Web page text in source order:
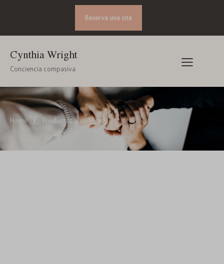
Reserva una cita
Cynthia Wright
Conciencia compasiva
Home Productos y servicios